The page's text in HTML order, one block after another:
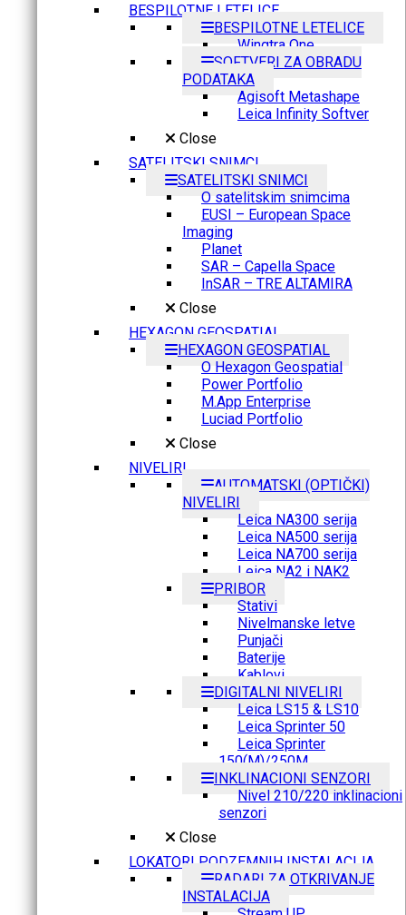
BESPILOTNE LETELICE
BESPILOTNE LETELICE
Wingtra One
SOFTVERI ZA OBRADU
PODATAKA
Agisoft Metashape
Leica Infinity Softver
Close
SATELITSKI SNIMCI
SATELITSKI SNIMCI
O satelitskim snimcima
EUSI – European Space
Imaging
Planet
SAR – Capella Space
InSAR – TRE ALTAMIRA
Close
HEXAGON GEOSPATIAL
HEXAGON GEOSPATIAL
O Hexagon Geospatial
Power Portfolio
M.App Enterprise
Luciad Portfolio
Close
NIVELIRI
AUTOMATSKI (OPTIČKI)
NIVELIRI
Leica NA300 serija
Leica NA500 serija
Leica NA700 serija
Leica NA2 i NAK2
PRIBOR
Stativi
Nivelmanske letve
Punjači
Baterije
Kablovi
DIGITALNI NIVELIRI
Leica LS15 & LS10
Leica Sprinter 50
Leica Sprinter
150(M)/250M
INKLINACIONI SENZORI
Nivel 210/220 inklinacioni
senzori
Close
LOKATORI PODZEMNIH INSTALACIJA
RADARI ZA OTKRIVANJE
INSTALACIJA